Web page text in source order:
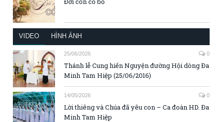
VIDEO HÌNH ẢNH
25/06/2026 0
Thánh lễ Cung hiến Nguyện đường Hội dòng Đa
Minh Tam Hiệp (25/06/2016)
14/05/2026 0
Lời thiêng và Chúa đã yêu con – Ca đoàn HD. Đa
Minh Tam Hiệp